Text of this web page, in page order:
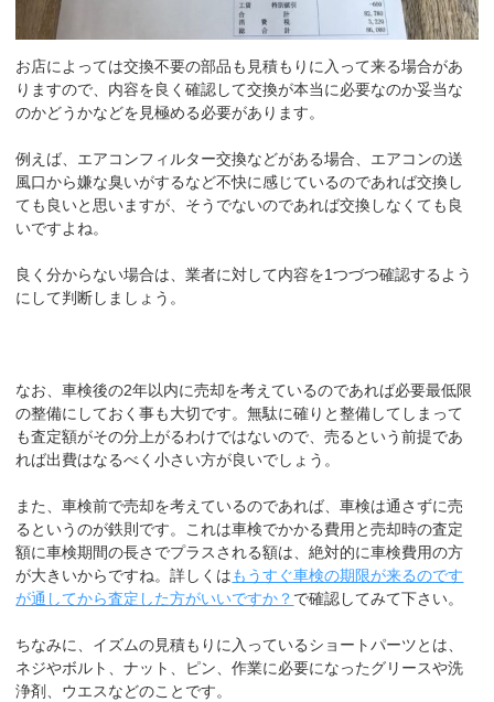
お店によっては交換不要の部品も見積もりに入って来る場合があ
りますので、内容を良く確認して交換が本当に必要なのか妥当な
のかどうかなどを見極める必要があります。
例えば、エアコンフィルター交換などがある場合、エアコンの送
風口から嫌な臭いがするなど不快に感じているのであれば交換し
ても良いと思いますが、そうでないのであれば交換しなくても良
いですよね。
良く分からない場合は、業者に対して内容を1つづつ確認するよう
にして判断しましょう。
なお、車検後の2年以内に売却を考えているのであれば必要最低限
の整備にしておく事も大切です。無駄に確りと整備してしまって
も査定額がその分上がるわけではないので、売るという前提であ
れば出費はなるべく小さい方が良いでしょう。
また、車検前で売却を考えているのであれば、車検は通さずに売
るというのが鉄則です。これは車検でかかる費用と売却時の査定
額に車検期間の長さでプラスされる額は、絶対的に車検費用の方
が大きいからですね。詳しくはもうすぐ車検の期限が来るのです
が通してから査定した方がいいですか？ で確認してみて下さい。
ちなみに、イズムの見積もりに入っているショートパーツとは、
ネジやボルト、ナット、ピン、作業に必要になったグリースや洗
浄剤、ウエスなどのことです。